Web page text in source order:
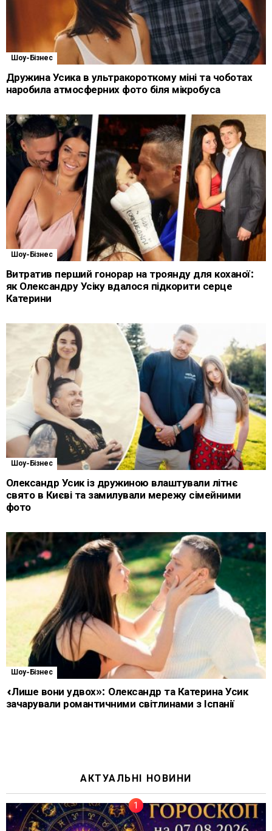
Шоу-Бізнес
Дружина Усика в ультракороткому міні та чоботах
наробила атмосферних фото біля мікробуса
Шоу-Бізнес
Витратив перший гонорар на троянду для коханої:
як Олександру Усіку вдалося підкорити серце
Катерини
Шоу-Бізнес
Олександр Усик із дружиною влаштували літнє
свято в Києві та замилували мережу сімейними
фото
Шоу-Бізнес
«Лише вони удвох»: Олександр та Катерина Усик
зачарували романтичними світлинами з Іспанії
АКТУАЛЬНІ НОВИНИ